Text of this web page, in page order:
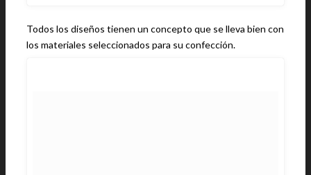
Todos los diseños tienen un concepto que se lleva bien con
los materiales seleccionados para su confección.